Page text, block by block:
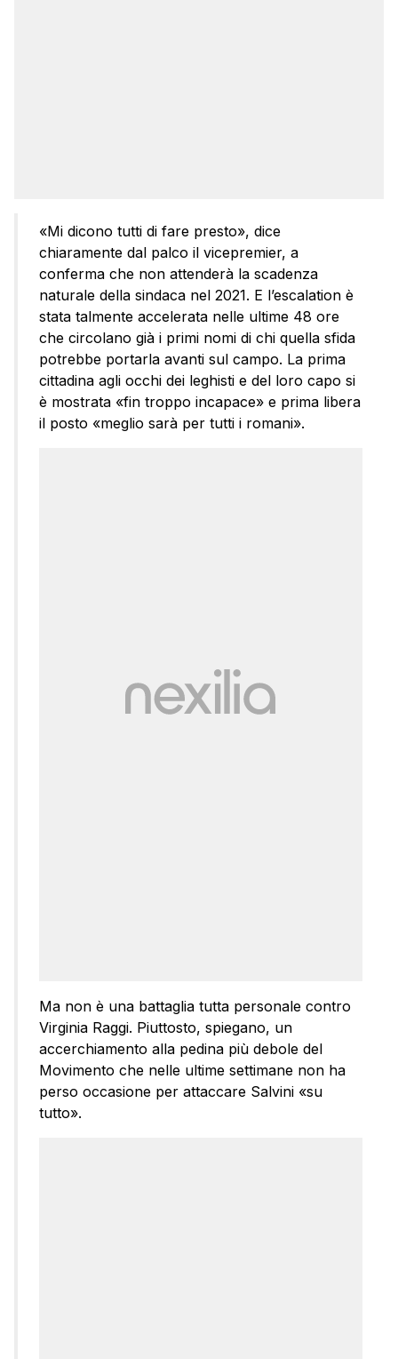
«Mi dicono tutti di fare presto», dice
chiaramente dal palco il vicepremier, a
conferma che non attenderà la scadenza
naturale della sindaca nel 2021. E l’escalation è
stata talmente accelerata nelle ultime 48 ore
che circolano già i primi nomi di chi quella sfida
potrebbe portarla avanti sul campo. La prima
cittadina agli occhi dei leghisti e del loro capo si
è mostrata «fin troppo incapace» e prima libera
il posto «meglio sarà per tutti i romani».
Ma non è una battaglia tutta personale contro
Virginia Raggi. Piuttosto, spiegano, un
accerchiamento alla pedina più debole del
Movimento che nelle ultime settimane non ha
perso occasione per attaccare Salvini «su
tutto».